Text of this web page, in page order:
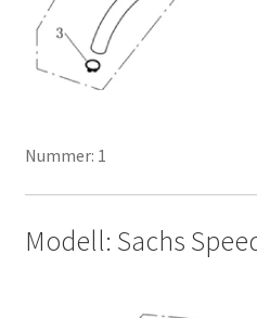
Nummer: 1
Modell: Sachs